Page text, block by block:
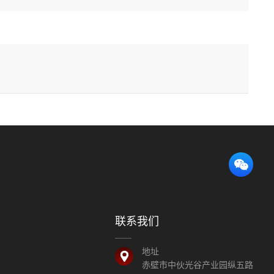
联系我们
地址
赤壁市中伙光谷产业园纵五路